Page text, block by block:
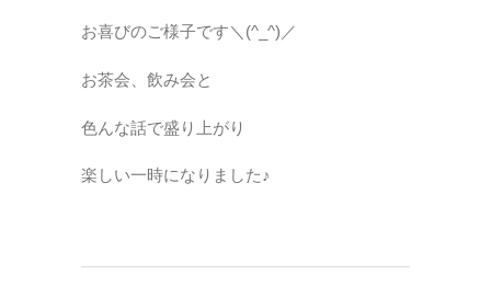
お喜びのご様子です＼(^_^)／
お茶会、飲み会と
色んな話で盛り上がり
楽しい一時になりました♪